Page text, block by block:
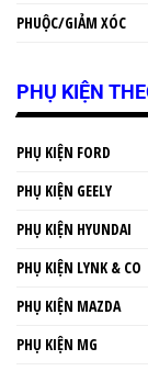
PHUỘC/GIẢM XÓC
PHỤ KIỆN
PHỤ KIỆN FORD
PHỤ KIỆN GEELY
PHỤ KIỆN HYUNDAI
PHỤ KIỆN LYNK & CO
PHỤ KIỆN MAZDA
PHỤ KIỆN MG